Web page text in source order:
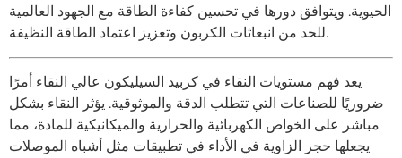
الحيوية. ويتوافق دورها في تحسين كفاءة الطاقة مع الجهود العالمية
للحد من انبعاثات الكربون وتعزيز اعتماد الطاقة النظيفة.
يعد فهم مستويات النقاء في كربيد السيليكون عالي النقاء أمرًا
ضروريًا للصناعات التي تتطلب الدقة والموثوقية. يؤثر النقاء بشكل
مباشر على الخواص الكهربائية والحرارية والميكانيكية للمادة، مما
يجعلها حجر الزاوية في الأداء في تطبيقات مثل أشباه الموصلات